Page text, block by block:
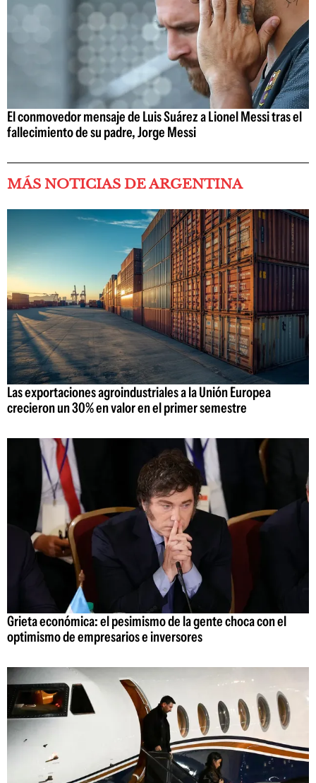
El conmovedor mensaje de Luis Suárez a Lionel Messi tras el
fallecimiento de su padre, Jorge Messi
MÁS NOTICIAS DE ARGENTINA
Las exportaciones agroindustriales a la Unión Europea
crecieron un 30% en valor en el primer semestre
Grieta económica: el pesimismo de la gente choca con el
optimismo de empresarios e inversores